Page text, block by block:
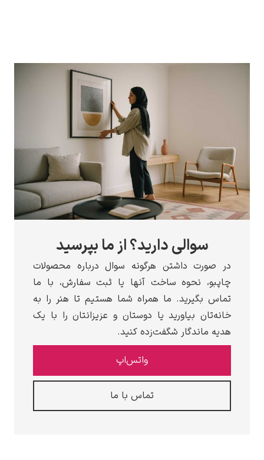
دارید؟ از ما بپرسید
داشتن هرگونه سوال درباره محصولات
نحوه ساخت آنها یا ثبت سفارش، با ما
ما همراه شما هستیم تا هنر را به
بیاورید یا دوستان و عزیزانتان را با یک
شگفت‌زده کنید.